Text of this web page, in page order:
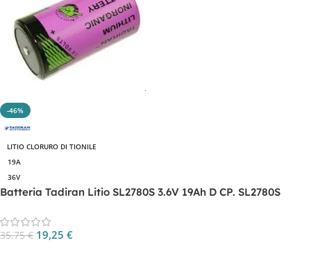
-46%
LITIO CLORURO DI TIONILE
19A
36V
Batteria Tadiran Litio SL2780S 3.6V 19Ah D CP. SL2780S
35,75€ 19,25 €